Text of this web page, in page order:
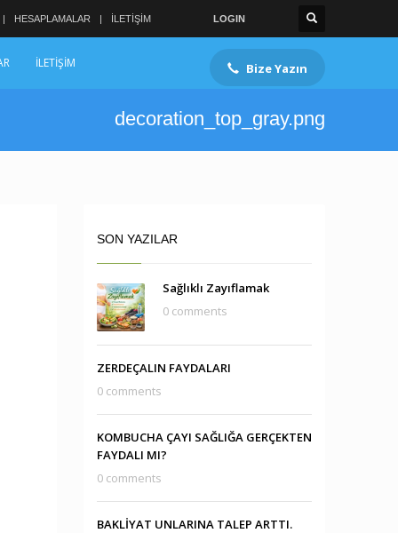
HESAPLAMALAR İLETİŞİM LOGIN
İLETİŞİM Bize Yazın
decoration_top_gray.png
SON YAZILAR
Sağlıklı Zayıflamak
0 comments
ZERDEÇALIN FAYDALARI
0 comments
KOMBUCHA ÇAYI SAĞLIĞA GERÇEKTEN
FAYDALI MI?
0 comments
BAKLİYAT UNLARINA TALEP ARTTI.